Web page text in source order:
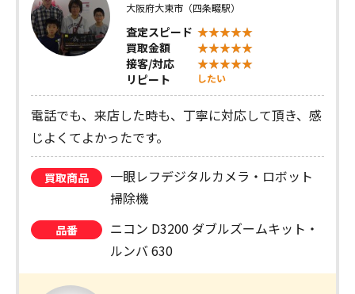
大阪府大東市（四条畷駅）
査定スピード
買取金額
接客/対応
リピート
したい
電話でも、来店した時も、丁寧に対応して頂き、感
じよくてよかったです。
買取商品
一眼レフデジタルカメラ・ロボット
掃除機
品番
ニコン D3200 ダブルズームキット・
ルンバ 630